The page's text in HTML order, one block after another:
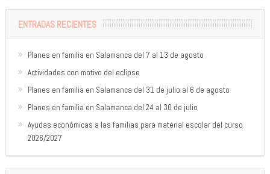
ENTRADAS RECIENTES
Planes en familia en Salamanca del 7 al 13 de agosto
Actividades con motivo del eclipse
Planes en familia en Salamanca del 31 de julio al 6 de agosto
Planes en familia en Salamanca del 24 al 30 de julio
Ayudas económicas a las familias para material escolar del curso
2026/2027